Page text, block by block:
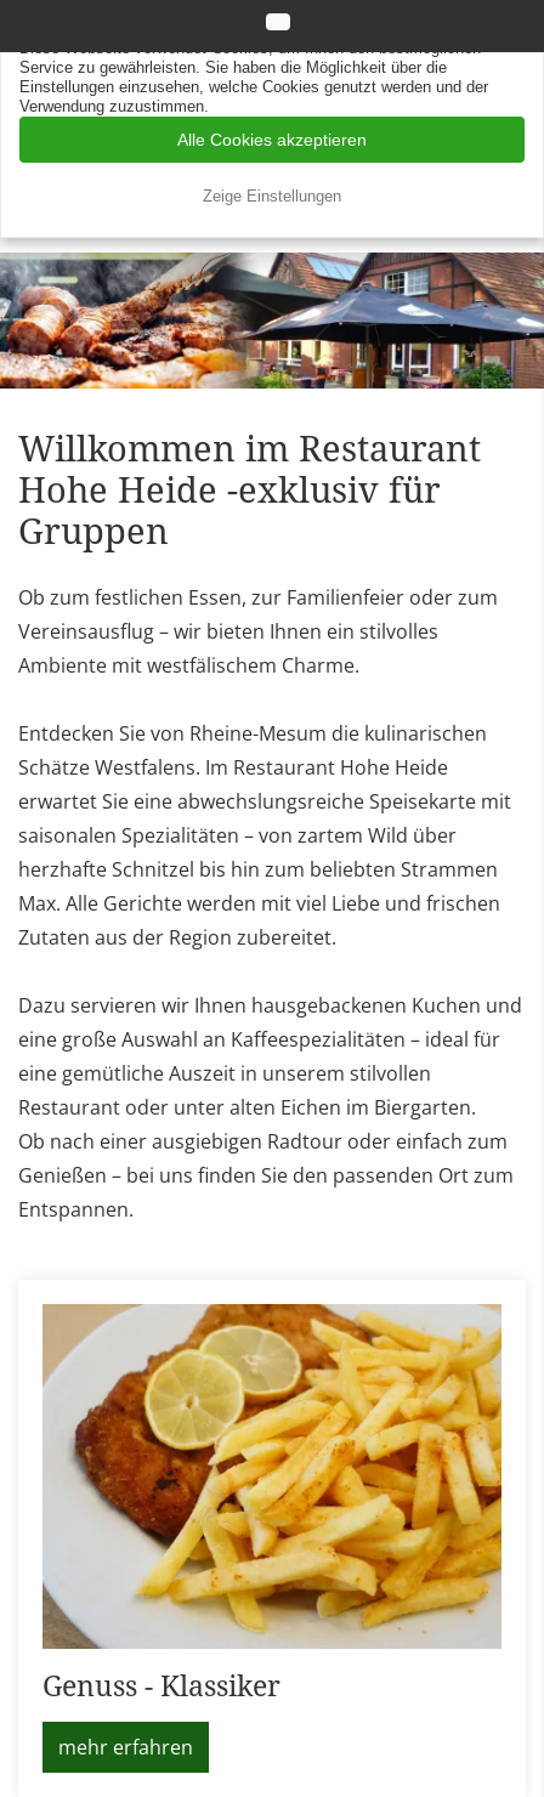
Willkommen im Restaurant
Hohe Heide -exklusiv für
Gruppen
Ob zum festlichen Essen, zur Familienfeier oder zum
Vereinsausflug – wir bieten Ihnen ein stilvolles
Ambiente mit westfälischem Charme.
Entdecken Sie von Rheine-Mesum die kulinarischen
Schätze Westfalens. Im Restaurant Hohe Heide
erwartet Sie eine abwechslungsreiche Speisekarte mit
saisonalen Spezialitäten – von zartem Wild über
herzhafte Schnitzel bis hin zum beliebten Strammen
Max. Alle Gerichte werden mit viel Liebe und frischen
Zutaten aus der Region zubereitet.
Dazu servieren wir Ihnen hausgebackenen Kuchen und
eine große Auswahl an Kaffeespezialitäten – ideal für
eine gemütliche Auszeit in unserem stilvollen
Restaurant oder unter alten Eichen im Biergarten.
Ob nach einer ausgiebigen Radtour oder einfach zum
Genießen – bei uns finden Sie den passenden Ort zum
Entspannen.
Genuss - Klassiker
mehr erfahren
Diese Webseite verwendet Cookies
Diese Webseite verwendet Cookies, um Ihnen den bestmöglichen
Service zu gewährleisten. Sie haben die Möglichkeit über die
Einstellungen einzusehen, welche Cookies genutzt werden und der
Verwendung zuzustimmen.
Alle Cookies akzeptieren
Zeige Einstellungen